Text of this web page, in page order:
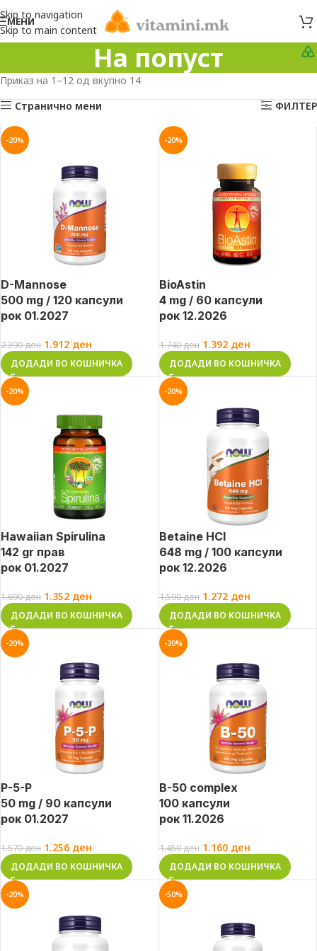
Skip to navigation
Skip to main content
МЕНИ
На попуст
Приказ на 1–12 од вкупно 14
Странично мени ФИЛТЕР
-20%
D-Mannose
500 mg / 120 капсули
рок 01.2027
2.390ден 1.912 ден
ДОДАДИ ВО КОШНИЧКА
-20%
BioAstin
4 mg / 60 капсули
рок 12.2026
1.740ден 1.392 ден
ДОДАДИ ВО КОШНИЧКА
-20%
Hawaiian Spirulina
142 gr прав
рок 01.2027
1.690ден 1.352 ден
ДОДАДИ ВО КОШНИЧКА
-20%
Betaine HCl
648 mg / 100 капсули
рок 12.2026
1.590ден 1.272 ден
ДОДАДИ ВО КОШНИЧКА
-20%
P-5-P
50 mg / 90 капсули
рок 01.2027
1.570ден 1.256 ден
ДОДАДИ ВО КОШНИЧКА
-20%
B-50 complex
100 капсули
рок 11.2026
1.450ден 1.160 ден
ДОДАДИ ВО КОШНИЧКА
-20% -50%